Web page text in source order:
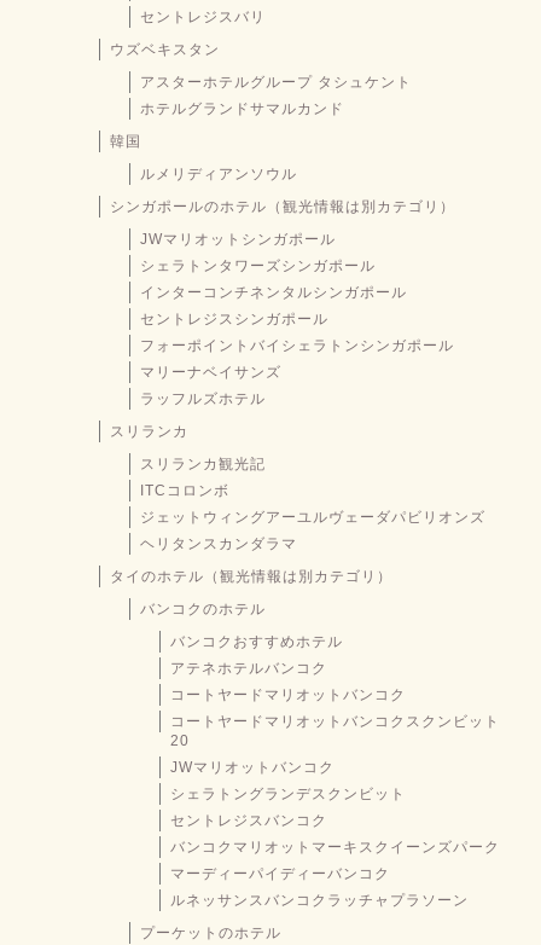
セントレジスバリ
ウズベキスタン
アスターホテルグループ タシュケント
ホテルグランドサマルカンド
韓国
ルメリディアンソウル
シンガポールのホテル（観光情報は別カテゴリ）
JWマリオットシンガポール
シェラトンタワーズシンガポール
インターコンチネンタルシンガポール
セントレジスシンガポール
フォーポイントバイシェラトンシンガポール
マリーナベイサンズ
ラッフルズホテル
スリランカ
スリランカ観光記
ITCコロンボ
ジェットウィングアーユルヴェーダパビリオンズ
ヘリタンスカンダラマ
タイのホテル（観光情報は別カテゴリ）
バンコクのホテル
バンコクおすすめホテル
アテネホテルバンコク
コートヤードマリオットバンコク
コートヤードマリオットバンコクスクンビット
20
JWマリオットバンコク
シェラトングランデスクンビット
セントレジスバンコク
バンコクマリオットマーキスクイーンズパーク
マーディーパイディーバンコク
ルネッサンスバンコクラッチャプラソーン
プーケットのホテル